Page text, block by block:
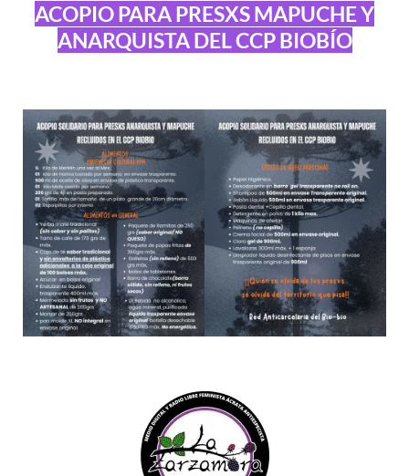
ACOPIO PARA PRESXS MAPUCHE Y
ANARQUISTA DEL CCP BIOBÍO